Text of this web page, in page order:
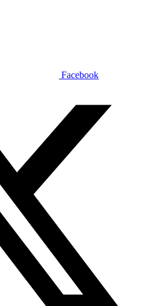
Facebook